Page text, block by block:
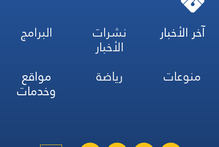
آخر الأخبار نشرات
الأخبار
البرامج
منوعات
رياضة مواقع
وخدمات